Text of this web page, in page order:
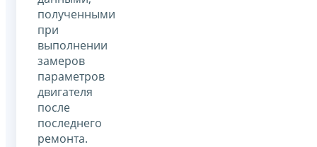
полученными
при
выполнении
замеров
параметров
двигателя
после
последнего
ремонта.